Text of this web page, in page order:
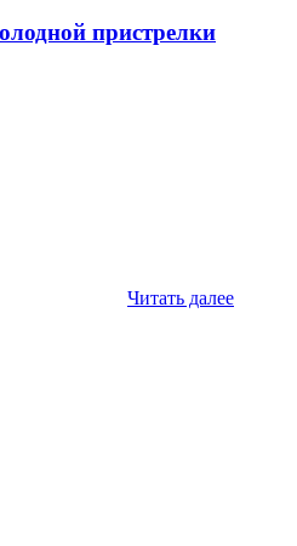
пристрелки
Читать далее